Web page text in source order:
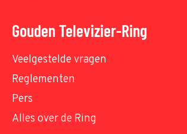
Gouden Televizier-Ring
Veelgestelde vragen
Reglementen
Pers
Alles over de Ring